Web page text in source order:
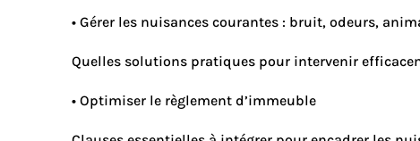
• Gérer les nuisances courantes : bruit, odeurs,
Quelles solutions pratiques pour intervenir
• Optimiser le règlement d’immeuble